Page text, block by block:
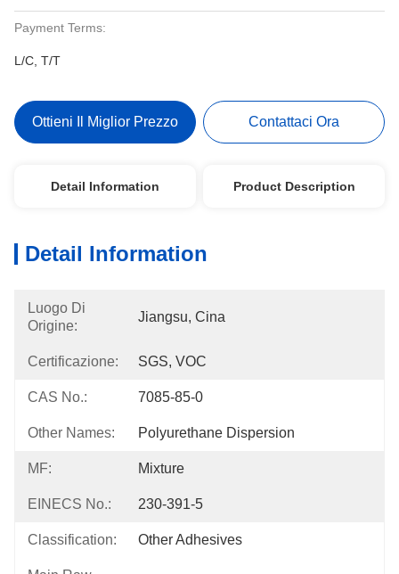
Payment Terms:
L/C, T/T
Ottieni Il Miglior Prezzo Contattaci Ora
Detail Information Product Description
Detail Information
Luogo Di
Origine:
Jiangsu, Cina
Certificazione: SGS, VOC
CAS No.: 7085-85-0
Other Names: Polyurethane Dispersion
MF: Mixture
EINECS No.: 230-391-5
Classification: Other Adhesives